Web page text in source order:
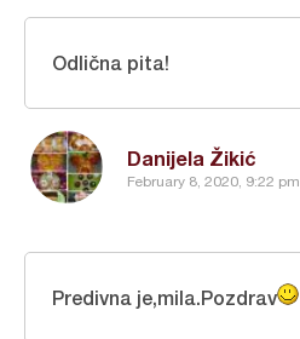
Danijela Žikić
February 8, 2020, 9:22 pm
Odlična pita!
Predivna je,mila.Pozdrav